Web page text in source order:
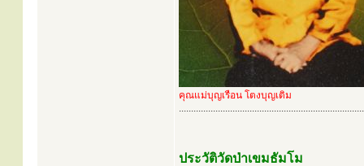
คุณแม่บุญเรือน โตงบุญเติม
............................................................................
ประวัติวัดป่าเขมธัมโม